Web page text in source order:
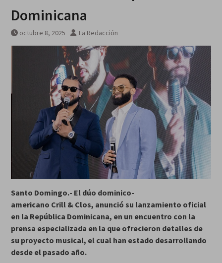
Dominicana
octubre 8, 2025 La Redacción
Santo Domingo.- El dúo dominico-
americano Crill & Clos, anunció su lanzamiento oficial
en la República Dominicana, en un encuentro con la
prensa especializada en la que ofrecieron detalles de
su proyecto musical, el cual han estado desarrollando
desde el pasado año.